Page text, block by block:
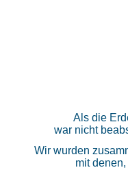
Als die
war nicht
Wir wurden
mit